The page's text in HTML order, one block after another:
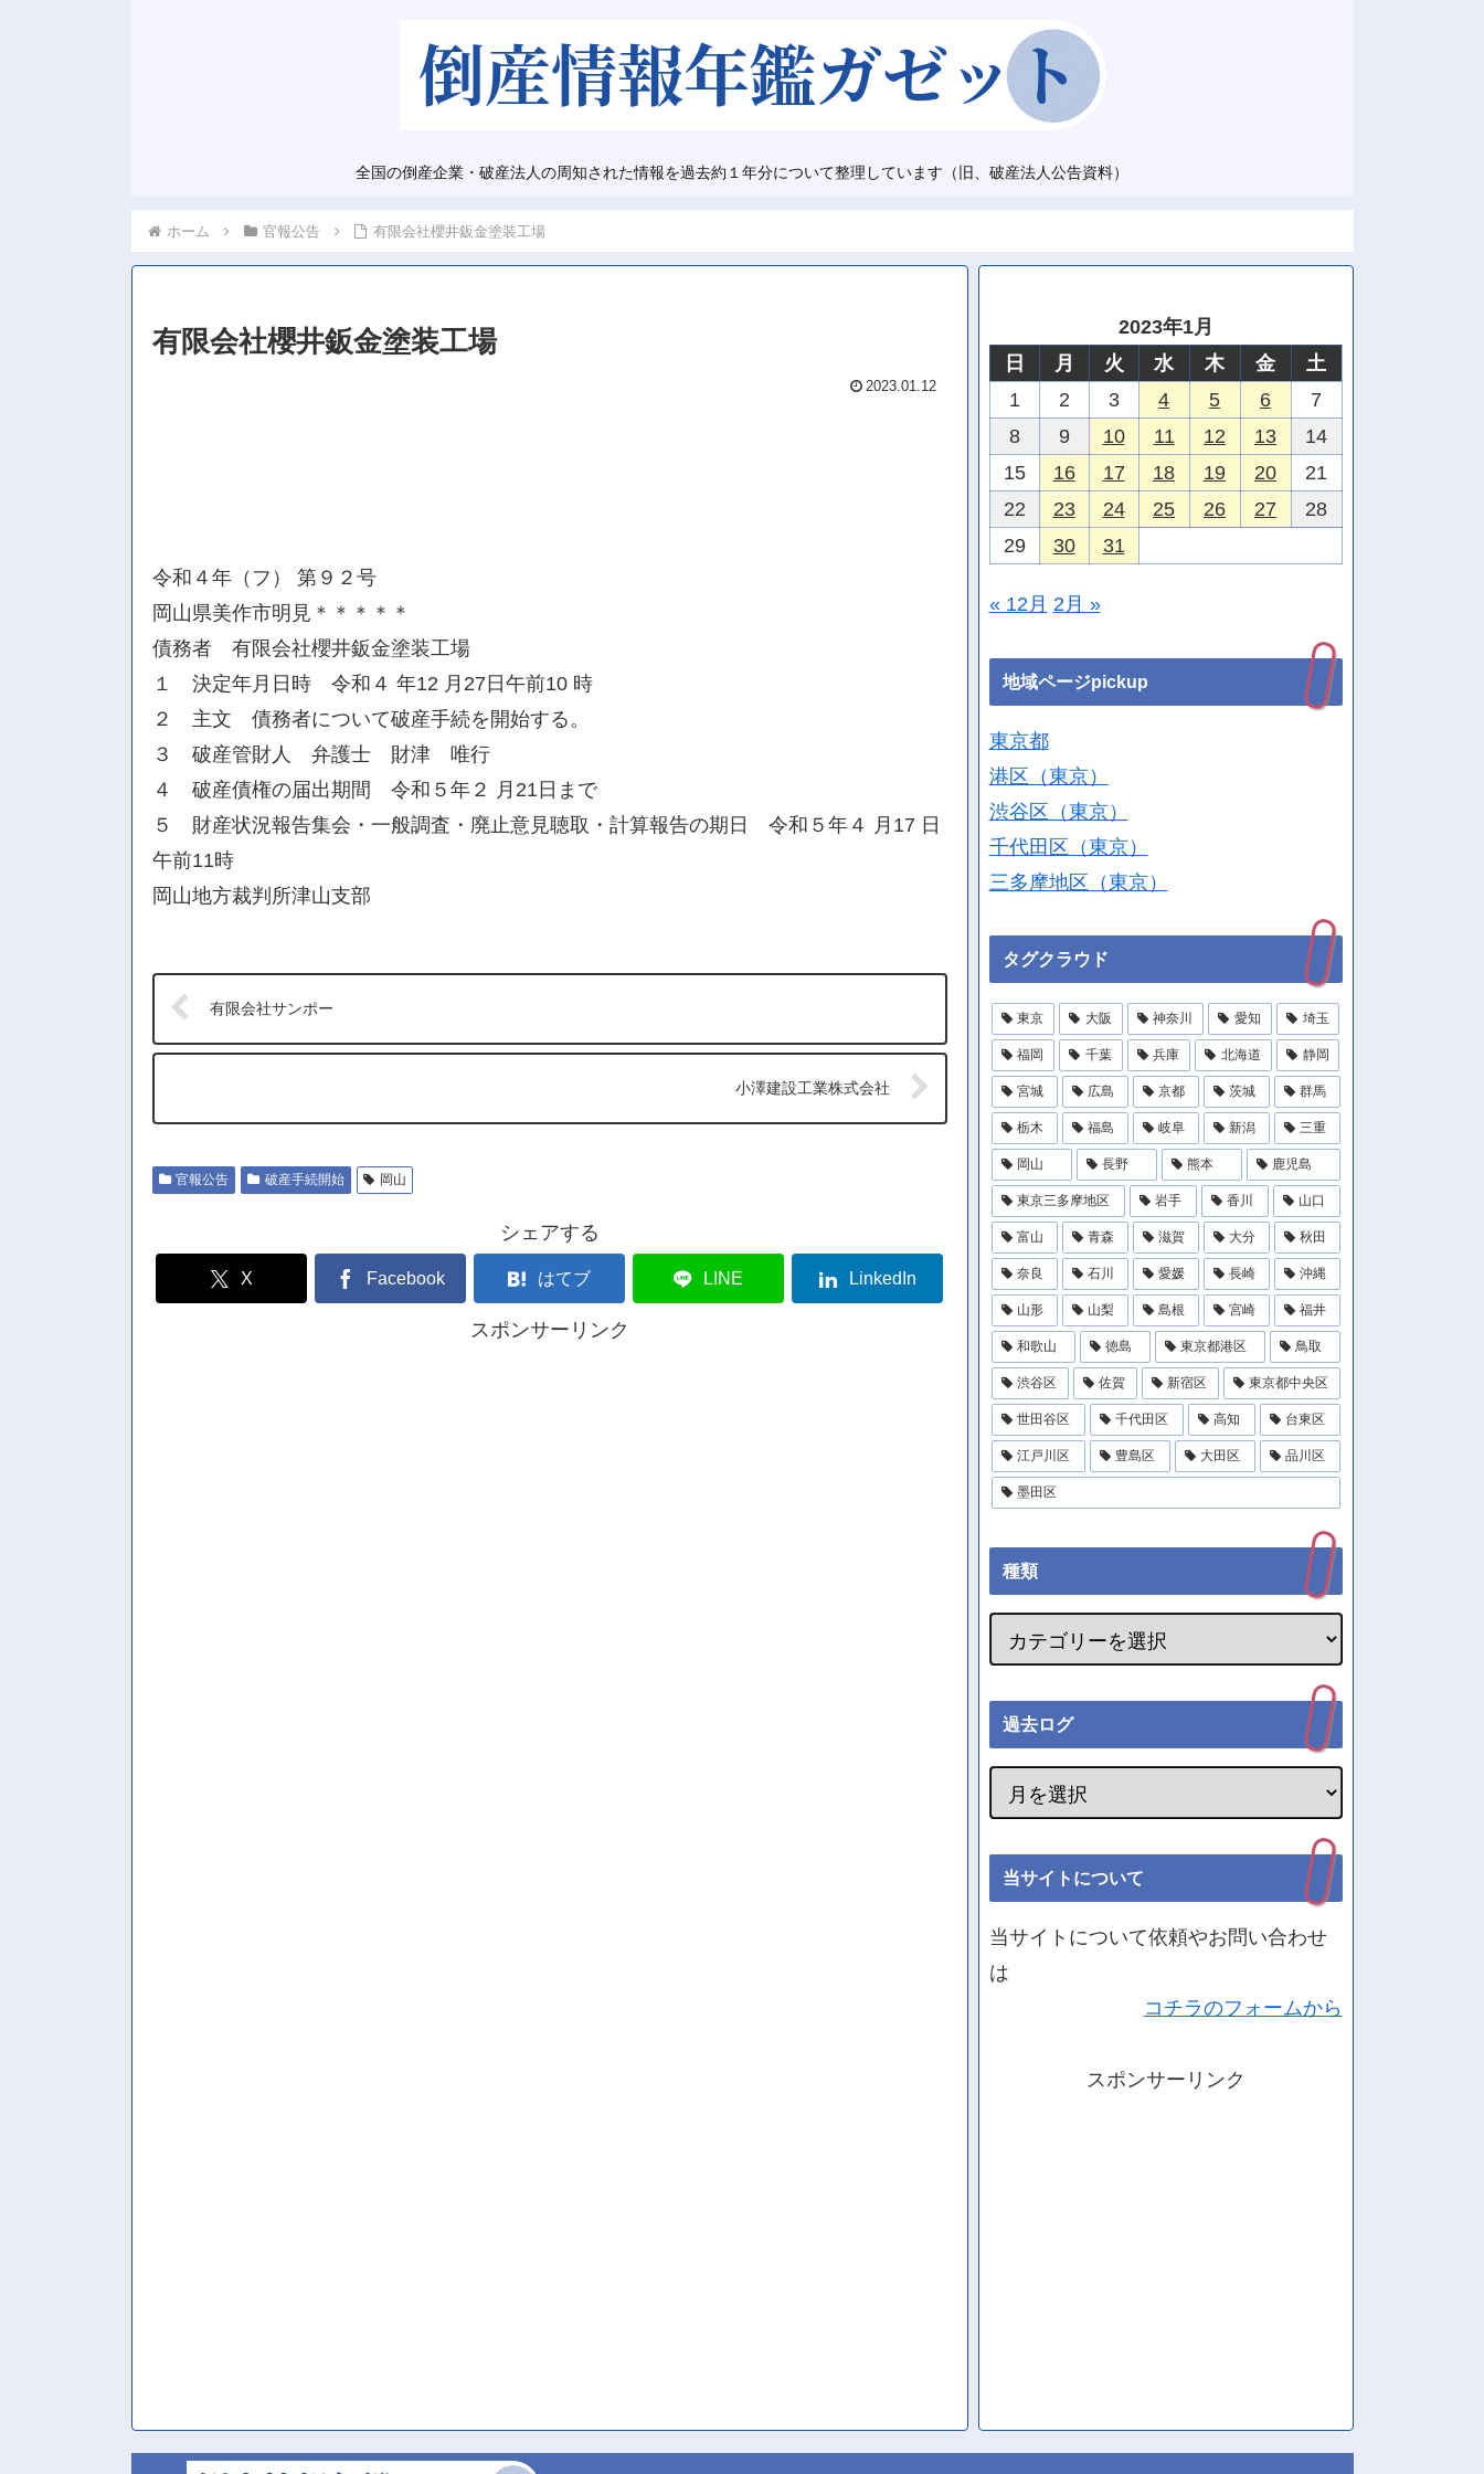
全国の倒産企業・破産法人の周知された情報を過去約１年分について整理しています（旧、破産法人公告資料）
ホーム 官報公告 有限会社櫻井鈑金塗装工場
有限会社櫻井鈑金塗装工場
2023.01.12
令和４年（フ） 第９２号
岡山県美作市明見＊＊＊＊＊
債務者 有限会社櫻井鈑金塗装工場
１ 決定年月日時 令和４ 年12 月27日午前10 時
２ 主文 債務者について破産手続を開始する。
３ 破産管財人 弁護士 財津 唯行
４ 破産債権の届出期間 令和５年２ 月21日まで
５ 財産状況報告集会・一般調査・廃止意見聴取・計算報告の期日 令和５年４ 月17 日
午前11時
岡山地方裁判所津山支部
有限会社サンポー
小澤建設工業株式会社
官報公告 破産手続開始 岡山
シェアする
X Facebook はてブ LINE LinkedIn
スポンサーリンク
2023年1月
日
月 火 水 木 金
土
1
2 3 4 5 6
7
8
9 10 11 12 13
14
15
16 17 18 19 20
21
22
23 24 25 26 27
28
29
30 31
« 12月 2月 »
地域ページpickup
東京都
港区（東京）
渋谷区（東京）
千代田区（東京）
三多摩地区（東京）
タグクラウド
東京 大阪 神奈川 愛知 埼玉
福岡 千葉 兵庫 北海道 静岡
宮城 広島 京都 茨城 群馬
栃木 福島 岐阜 新潟 三重
岡山 長野 熊本 鹿児島
東京三多摩地区 岩手 香川 山口
富山 青森 滋賀 大分 秋田
奈良 石川 愛媛 長崎 沖縄
山形 山梨 島根 宮崎 福井
和歌山 徳島 東京都港区 鳥取
渋谷区 佐賀 新宿区 東京都中央区
世田谷区 千代田区 高知 台東区
江戸川区 豊島区 大田区 品川区
墨田区
種類
過去ログ
当サイトについて
当サイトについて依頼やお問い合わせ
は
コチラのフォームから
スポンサーリンク